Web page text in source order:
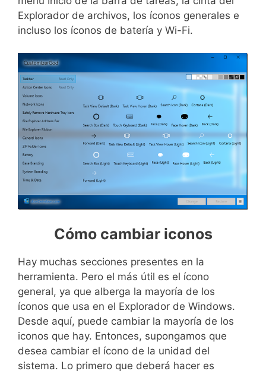
Explorador de archivos, los íconos generales e
incluso los íconos de batería y Wi-Fi.
Cómo cambiar iconos
Hay muchas secciones presentes en la
herramienta. Pero el más útil es el ícono
general, ya que alberga la mayoría de los
íconos que usa en el Explorador de Windows.
Desde aquí, puede cambiar la mayoría de los
iconos que hay. Entonces, supongamos que
desea cambiar el ícono de la unidad del
sistema. Lo primero que deberá hacer es